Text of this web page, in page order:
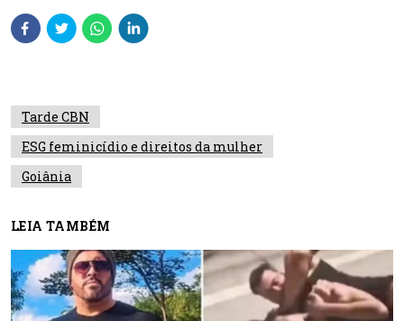
Tarde CBN
ESG feminicídio e direitos da mulher
Goiânia
LEIA TAMBÉM